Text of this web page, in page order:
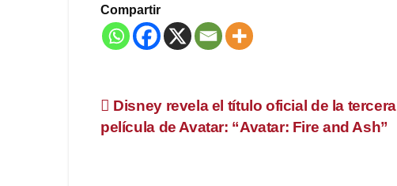
Compartir
Navegación
de
Disney revela el título oficial de la tercera
película de Avatar: “Avatar: Fire and Ash”